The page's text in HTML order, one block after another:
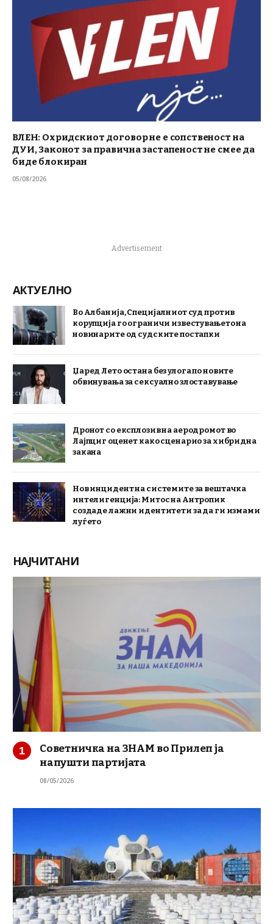
ВЛЕН: Охридскиот договор не е сопственост на
ДУИ, Законот за правична застапеност не смее да
биде блокиран
05/08/2026
Advertisement
АКТУЕЛНО
Во Албанија, Специјалниот суд против
корупција го ограничи известувањето на
новинарите од судските постапки
Џаред Лето остана без улога по новите
обвинувања за сексуално злоставување
Дронот со експлозив на аеродромот во
Лајпциг оценет како сценарио за хибридна
закана
Нов инцидент на системите за вештачка
интелигенција: Митос на Антропик
создаде лажни идентитети за да ги измами
луѓето
НАЈЧИТАНИ
Советничка на ЗНАМ во Прилеп ја
напушти партијата
08/05/2026